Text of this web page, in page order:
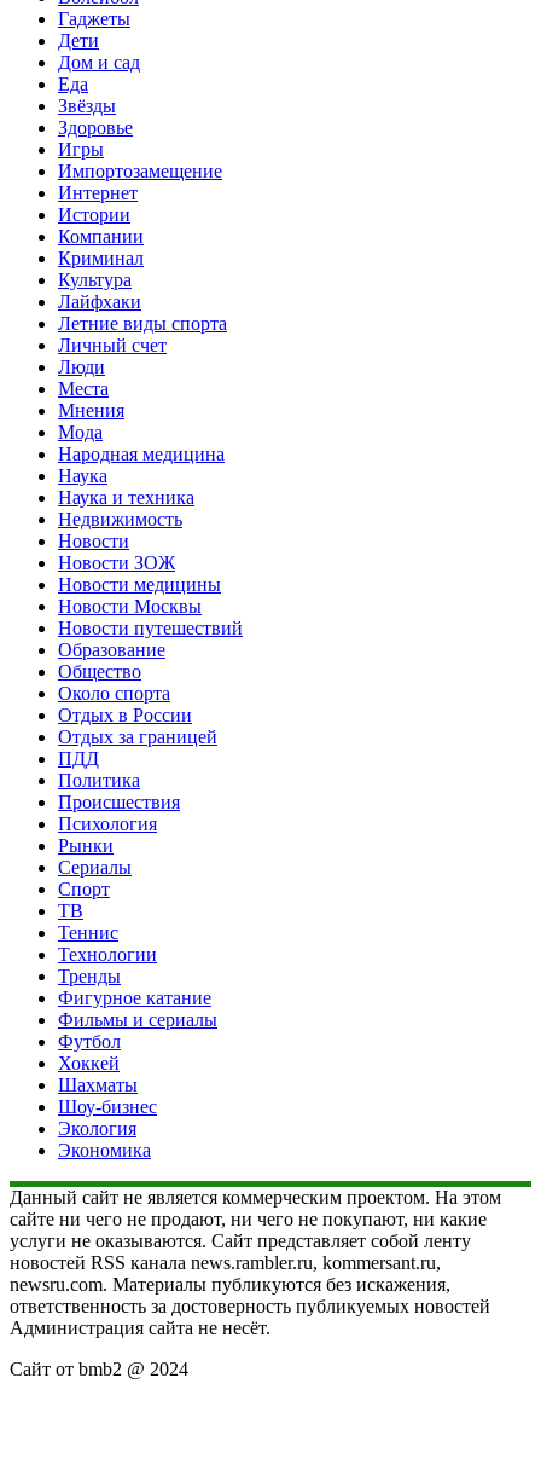
Гаджеты
Дети
Дом и сад
Еда
Звёзды
Здоровье
Игры
Импортозамещение
Интернет
Истории
Компании
Криминал
Культура
Лайфхаки
Летние виды спорта
Личный счет
Люди
Места
Мнения
Мода
Народная медицина
Наука
Наука и техника
Недвижимость
Новости
Новости ЗОЖ
Новости медицины
Новости Москвы
Новости путешествий
Образование
Общество
Около спорта
Отдых в России
Отдых за границей
ПДД
Политика
Происшествия
Психология
Рынки
Сериалы
Спорт
ТВ
Теннис
Технологии
Тренды
Фигурное катание
Фильмы и сериалы
Футбол
Хоккей
Шахматы
Шоу-бизнес
Экология
Экономика
Данный сайт не является коммерческим проектом. На этом
сайте ни чего не продают, ни чего не покупают, ни какие
услуги не оказываются. Сайт представляет собой ленту
новостей RSS канала news.rambler.ru, kommersant.ru,
newsru.com. Материалы публикуются без искажения,
ответственность за достоверность публикуемых новостей
Администрация сайта не несёт.
Сайт от bmb2 @ 2024